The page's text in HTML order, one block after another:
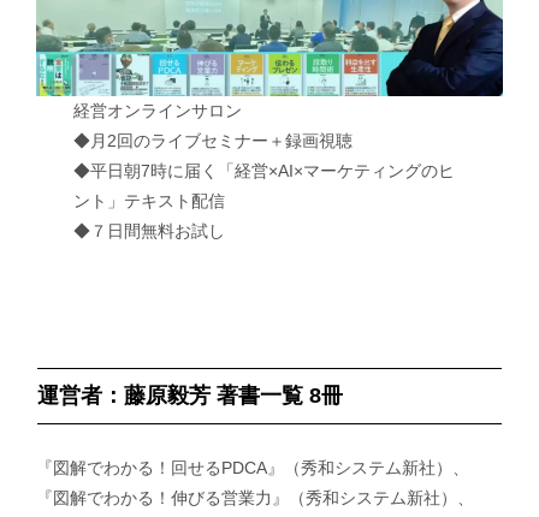
経営オンラインサロン
◆月2回のライブセミナー＋録画視聴
◆平日朝7時に届く「経営×AI×マーケティングのヒ
ント」テキスト配信
◆７日間無料お試し
運営者：藤原毅芳 著書一覧 8冊
『図解でわかる！回せるPDCA』（秀和システム新社）、
『図解でわかる！伸びる営業力』（秀和システム新社）、